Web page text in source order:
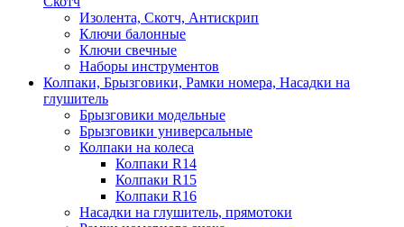
Изолента, Скотч, Антискрип
Ключи балонные
Ключи свечные
Наборы инструментов
Колпаки, Брызговики, Рамки номера, Насадки на
глушитель
Брызговики модельные
Брызговики универсальные
Колпаки на колеса
Колпаки R14
Колпаки R15
Колпаки R16
Насадки на глушитель, прямотоки